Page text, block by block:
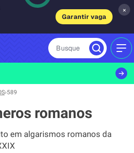
Garantir vaga
×
Busque
›589
romanos
em algarismos romanos da